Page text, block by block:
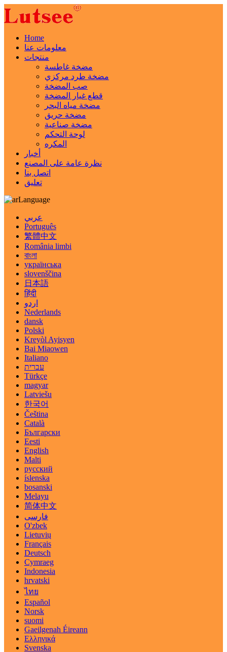
Home
معلومات عنا
منتجات
مضخة غاطسة
مضخة طرد مركزي
صب المضخة
قطع غيار المضخة
مضخة مياه البحر
مضخة حريق
مضخة صناعية
لوحة التحكم
المكره
أخبار
نظرة عامة على المصنع
اتصل بنا
تعليق
Language
عربي
Português
繁體中文
România limbi
বাংলা
українська
slovenščina
日本語
हिंदी
اردو
Nederlands
dansk
Polski
Kreyòl Ayisyen
Bai Miaowen
Italiano
עברית
Türkçe
magyar
Latviešu
한국어
Čeština
Català
Български
Eesti
English
Malti
русский
íslenska
bosanski
Melayu
简体中文
فارسی
O'zbek
Lietuvių
Français
Deutsch
Cymraeg
Indonesia
hrvatski
ไทย
Español
Norsk
suomi
Gaeilgenah Éireann
Ελληνικά
Svenska